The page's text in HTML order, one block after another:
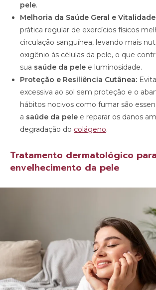
pele.
Melhoria da Saúde Geral e
prática regular de exercícios físicos
circulação sanguínea, levando mais
oxigênio às células da pele, o que
sua saúde da pele e luminosidade.
Proteção e Resiliência Cutânea:
excessiva ao sol sem proteção e o
hábitos nocivos como fumar são
a saúde da pele e reparar os danos
degradação do colágeno.
Tratamento dermatológico
envelhecimento da pele